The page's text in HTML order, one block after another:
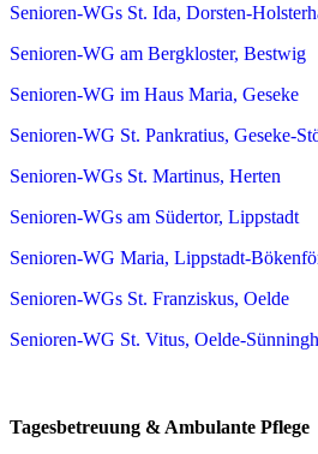
Senioren-WGs St. Ida, Dorsten-
Senioren-WG am Bergkloster, Bestwig
Senioren-WG im Haus Maria, Geseke
Senioren-WG St. Pankratius, Geseke-
Senioren-WGs St. Martinus, Herten
Senioren-WGs am Südertor, Lippstadt
Senioren-WG Maria, Lippstadt-
Senioren-WGs St. Franziskus, Oelde
Senioren-WG St. Vitus, Oelde-
Tagesbetreuung & Ambulante Pflege